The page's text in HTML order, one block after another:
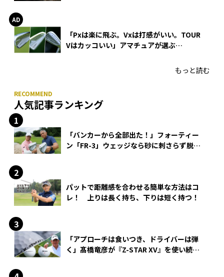
「Pxは楽に飛ぶ。Vxは打感がいい。TOUR
Vはカッコいい」アマチュアが選ぶ
もっと読む
人気記事ランキング
「バンカーから全部出た！」フォーティー
ン「FR-3」ウェッジなら砂に刺さらず脱出
パットで距離感を合わせる簡単な方法はコ
レ！ 上りは長く持ち、下りは短く持つ！
「アプローチは食いつき、ドライバーは弾
く」髙橋竜彦が『Z-STAR XV』を使い続け